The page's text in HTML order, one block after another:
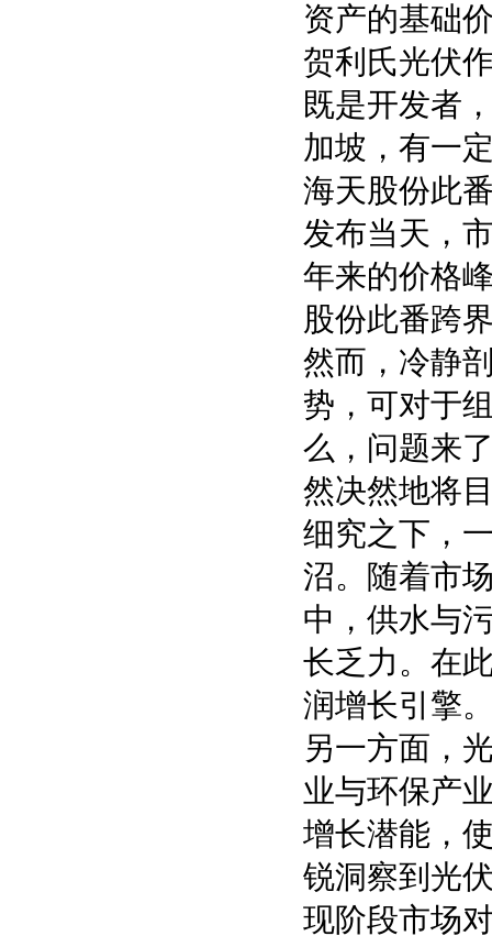
资产的基础
贺利氏光伏
既是开发者
加坡，有一
海天股份此
发布当天，
年来的价格
股份此番跨
然而，冷静
势，可对于
么，问题来
然决然地将
细究之下，
沼。随着市
中，供水与
长乏力。在
润增长引擎
另一方面，
业与环保产
增长潜能，
锐洞察到光
现阶段市场